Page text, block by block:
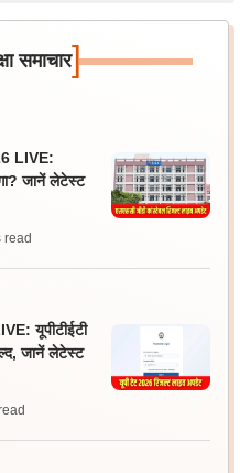
समाचार]
LIVE:
जानें लेटेस्ट
read
यूपीटीईटी
जानें लेटेस्ट